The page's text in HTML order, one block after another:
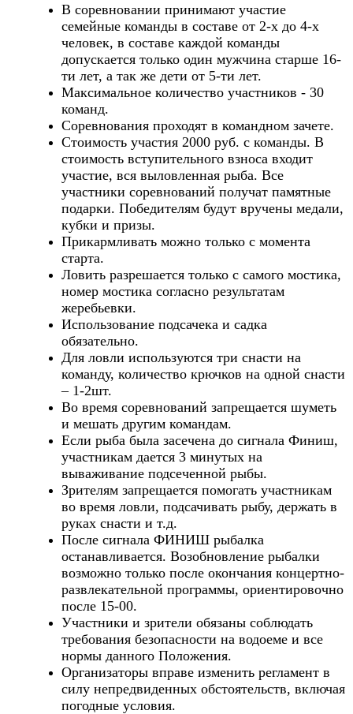
В соревновании принимают участие
семейные команды в составе от 2-х до 4-х
человек, в составе каждой команды
допускается только один мужчина старше 16-
ти лет, а так же дети от 5-ти лет.
Максимальное количество участников - 30
команд.
Соревнования проходят в командном зачете.
Стоимость участия 2000 руб. с команды. В
стоимость вступительного взноса входит
участие, вся выловленная рыба. Все
участники соревнований получат памятные
подарки. Победителям будут вручены медали,
кубки и призы.
Прикармливать можно только с момента
старта.
Ловить разрешается только с самого мостика,
номер мостика согласно результатам
жеребьевки.
Использование подсачека и садка
обязательно.
Для ловли используются три снасти на
команду, количество крючков на одной снасти
– 1-2шт.
Во время соревнований запрещается шуметь
и мешать другим командам.
Если рыба была засечена до сигнала Финиш,
участникам дается 3 минутых на
вываживание подсеченной рыбы.
Зрителям запрещается помогать участникам
во время ловли, подсачивать рыбу, держать в
руках снасти и т.д.
После сигнала ФИНИШ рыбалка
останавливается. Возобновление рыбалки
возможно только после окончания концертно-
развлекательной программы, ориентировочно
после 15-00.
Участники и зрители обязаны соблюдать
требования безопасности на водоеме и все
нормы данного Положения.
Организаторы вправе изменить регламент в
силу непредвиденных обстоятельств, включая
погодные условия.